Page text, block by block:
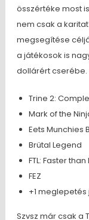
összértéke most
nem csak a
megsegítése
a játékosok is
dollárért cserébe.
Trine 2:
Mark of the
Eets Munchies
Brütal Legend
FTL: Faster than
FEZ
+1 meglepetés
Szvsz már csak a